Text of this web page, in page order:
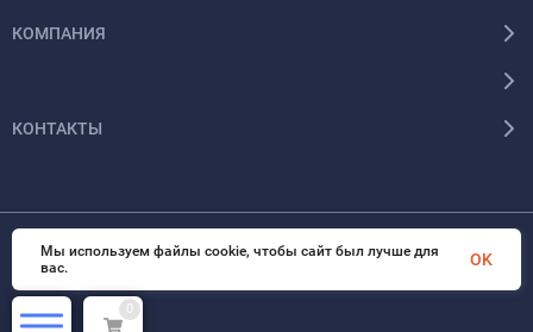
КОМПАНИЯ
КОНТАКТЫ
© 2026 InSale. Все права защищены
0
Мы используем файлы cookie, чтобы сайт был лучше для
вас.
OK